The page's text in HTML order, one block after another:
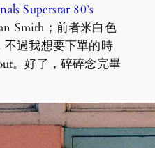
Superstar 80’s
Smith；前者米白色
不過我想要下單的時
。好了，碎碎念完畢